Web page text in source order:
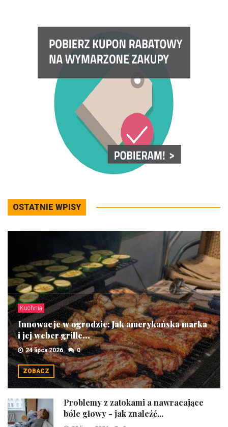
OSTATNIE WPISY
Kuchnia
Innowacje w ogrodzie: Jak amerykańska marka
i jej weber grille...
24 lipca 2026 0
ZOBACZ
Problemy z zatokami a nawracające
bóle głowy - jak znaleźć...